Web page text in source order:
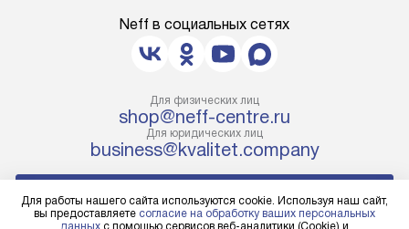
Neff в социальных сетях
Для физических лиц
shop@neff-centre.ru
Для юридических лиц
business@kvalitet.company
Для работы нашего сайта используются cookie. Используя наш сайт,
вы предоставляете согласие на обработку ваших персональных
данных с помощью сервисов веб-аналитики (Cookie) и